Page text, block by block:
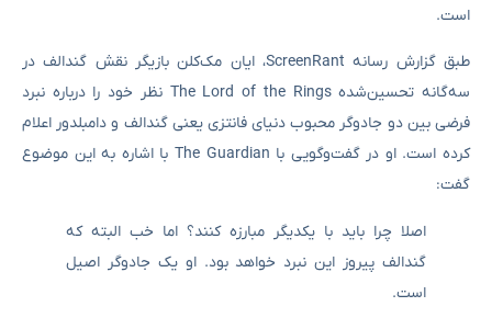
است.
طبق گزارش رسانه ScreenRant، ایان مک‌کلن بازیگر نقش گندالف در
سه‌گانه تحسین‌شده The Lord of the Rings نظر خود را درباره نبرد
فرضی بین دو جادوگر محبوب دنیای فانتزی یعنی گندالف و دامبلدور اعلام
کرده است. او در گفت‌و‌گویی با The Guardian با اشاره به این موضوع
گفت:
اصلا چرا باید با یکدیگر مبارزه کنند؟ اما خب البته که
گندالف پیروز این نبرد خواهد بود. او یک جادوگر اصیل
است.